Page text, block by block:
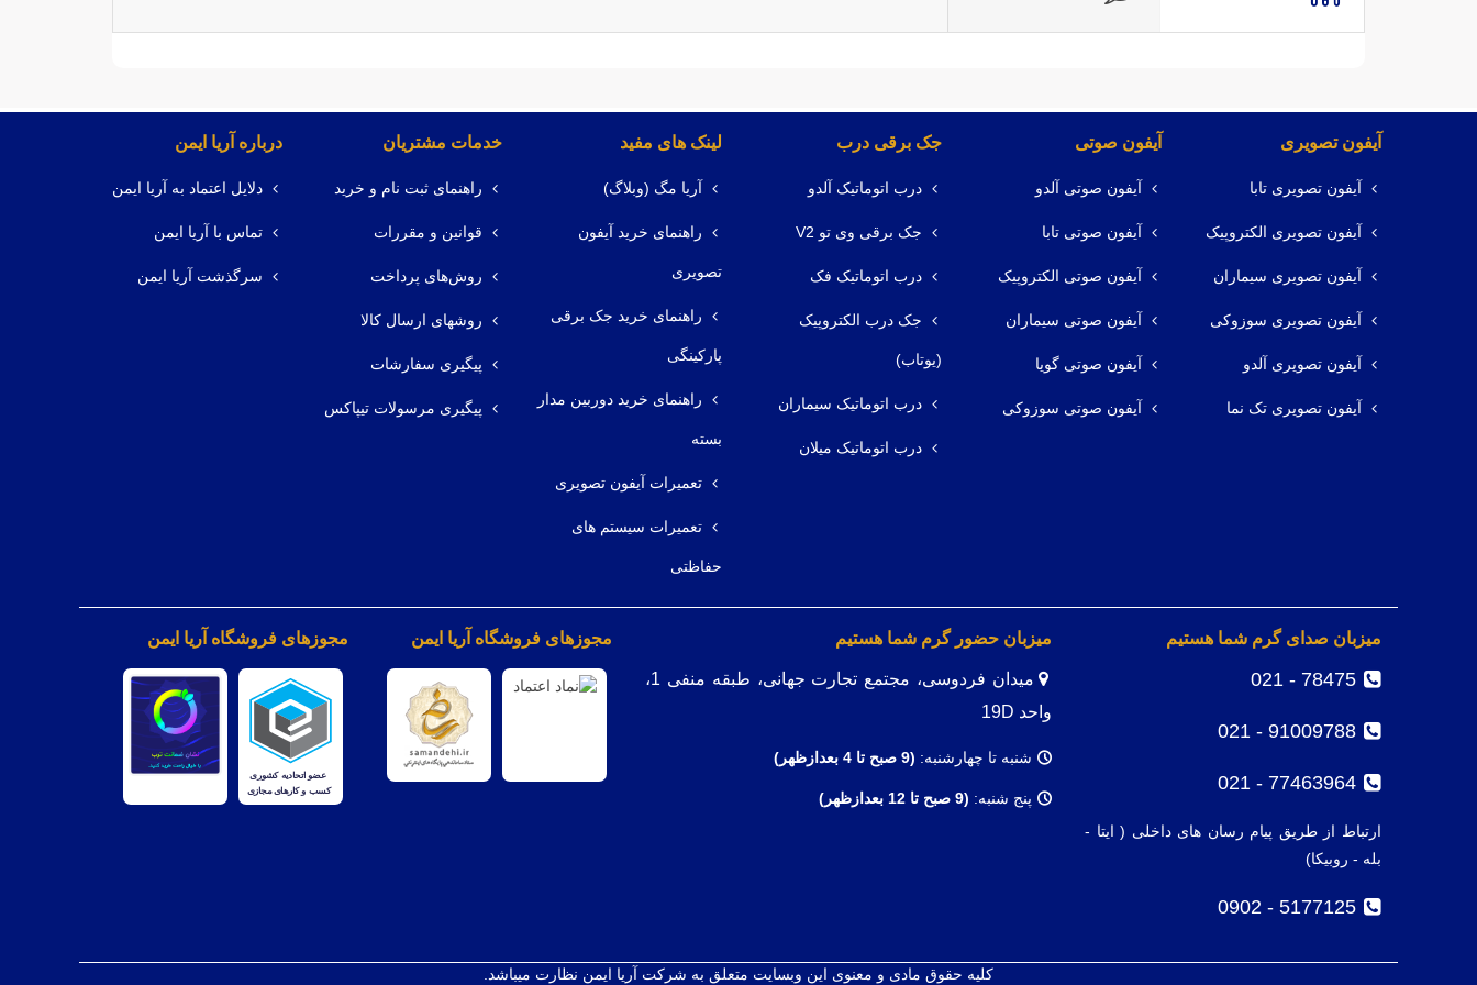
آیفون تصویری
آیفون تصویری تابا
آیفون تصویری الکتروپیک
آیفون تصویری سیماران
آیفون تصویری سوزوکی
آیفون تصویری آلدو
آیفون تصویری تک نما
آیفون صوتی
آیفون صوتی آلدو
آیفون صوتی تابا
آیفون صوتی الکتروپیک
آیفون صوتی سیماران
آیفون صوتی گویا
آیفون صوتی سوزوکی
جک برقی درب
درب اتوماتیک آلدو
جک برقی وی تو V2
درب اتوماتیک فک
جک درب الکتروپیک
(یوتاب)
درب اتوماتیک سیماران
درب اتوماتیک میلان
لینک های مفید
آریا مگ (وبلاگ)
راهنمای خرید آیفون
تصویری
راهنمای خرید جک برقی
پارکینگی
راهنمای خرید دوربین مدار
بسته
تعمیرات آیفون تصویری
تعمیرات سیستم های
حفاظتی
خدمات مشتریان
راهنمای ثبت نام و خرید
قوانین و مقررات
روش‌های پرداخت
روشهای ارسال کالا
پیگیری سفارشات
پیگیری مرسولات تیپاکس
درباره آریا ایمن
دلایل اعتماد به آریا ایمن
تماس با آریا ایمن
سرگذشت آریا ایمن
میزبان صدای گرم شما هستیم
78475 - 021
91009788 - 021
77463964 - 021
ارتباط از طریق پیام رسان های داخلی ( ایتا -
بله - روبیکا)
5177125 - 0902
میزبان حضور گرم شما هستیم
میدان فردوسی، مجتمع تجارت جهانی، طبقه منفی 1،
واحد 19D
شنبه تا چهارشنبه: (9 صبح تا 4 بعدازظهر)
پنج شنبه: (9 صبح تا 12 بعدازظهر)
مجوزهای فروشگاه آریا ایمن مجوزهای فروشگاه آریا ایمن
کليه حقوق مادی و معنوی اين وبسايت متعلق به شرکت آریا ایمن نظارت میباشد.